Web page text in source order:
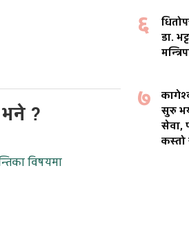
?
विषयमा
६
डा.
७
सुरु
सेवा,
कस्तो